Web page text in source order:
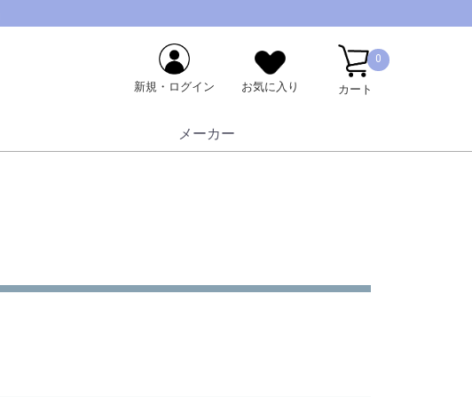
新規・ログイン お気に入り
0
カート
メーカー